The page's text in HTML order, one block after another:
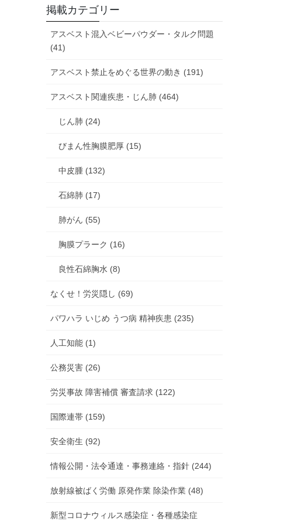
掲載カテゴリー
アスベスト混入ベビーパウダー・タルク問題
(41)
アスベスト禁止をめぐる世界の動き (191)
アスベスト関連疾患・じん肺 (464)
じん肺 (24)
びまん性胸膜肥厚 (15)
中皮腫 (132)
石綿肺 (17)
肺がん (55)
胸膜プラーク (16)
良性石綿胸水 (8)
なくせ！労災隠し (69)
パワハラ いじめ うつ病 精神疾患 (235)
人工知能 (1)
公務災害 (26)
労災事故 障害補償 審査請求 (122)
国際連帯 (159)
安全衛生 (92)
情報公開・法令通達・事務連絡・指針 (244)
放射線被ばく労働 原発作業 除染作業 (48)
新型コロナウィルス感染症・各種感染症